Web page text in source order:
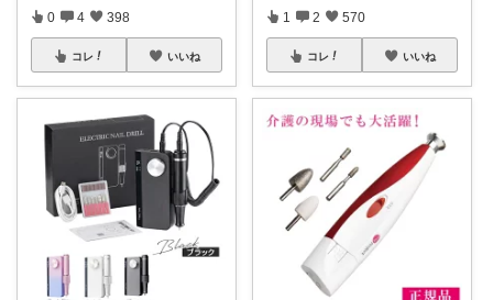
0 4 398
コレ いいね
1 2 570
コレ いいね